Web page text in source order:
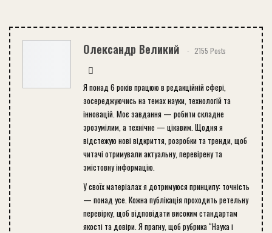
Олександр Великий 2155 Posts
Я понад 6 років працюю в редакційній сфері,
зосереджуючись на темах науки, технологій та
інновацій. Моє завдання — робити складне
зрозумілим, а технічне — цікавим. Щодня я
відстежую нові відкриття, розробки та тренди, щоб
читачі отримували актуальну, перевірену та
змістовну інформацію.
У своїх матеріалах я дотримуюся принципу: точність
— понад усе. Кожна публікація проходить ретельну
перевірку, щоб відповідати високим стандартам
якості та довіри. Я прагну, щоб рубрика “Наука і